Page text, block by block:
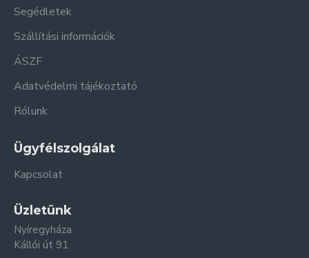
Segédletek
Szállítási információk
ÁSZF
Adatvédelmi tájékoztató
Rólunk
Ügyfélszolgálat
Kapcsolat
Üzletünk
Nyíregyháza
Kállói út 91.